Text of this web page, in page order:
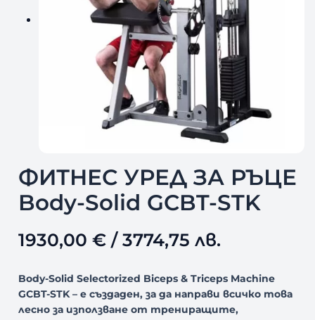
ФИТНЕС УРЕД ЗА РЪЦЕ
Body-Solid GCBT-STK
1930,00 €/ 3774,75 лв.
Body-Solid Selectorized Biceps & Triceps Machine
GCBT-STK – е създаден, за да направи всичко това
лесно за използване от трениращите,